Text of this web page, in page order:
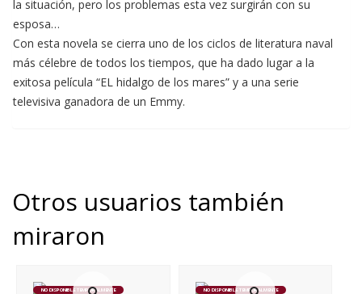
la situación, pero los problemas esta vez surgirán con su
esposa…
Con esta novela se cierra uno de los ciclos de literatura naval
más célebre de todos los tiempos, que ha dado lugar a la
exitosa película “EL hidalgo de los mares” y a una serie
televisiva ganadora de un Emmy.
Otros usuarios también
miraron
NO DISPONIBLE TEMPORALMENTE NO DISPONIBLE TEMPORALMENTE